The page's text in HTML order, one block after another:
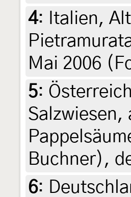
4:
Italien,
Mai 2006
5:
Buchner),
6: